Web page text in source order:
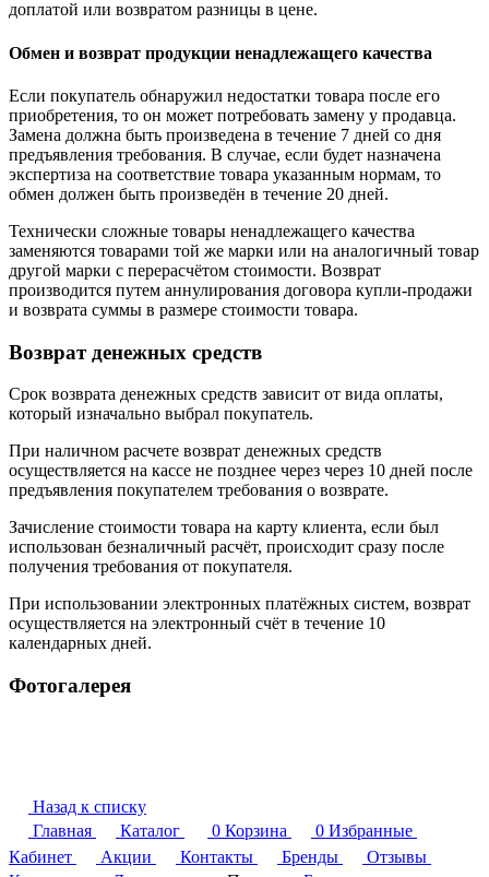
доплатой или возвратом разницы в цене.
Обмен и возврат продукции ненадлежащего качества
Если покупатель обнаружил недостатки товара после его
приобретения, то он может потребовать замену у продавца.
Замена должна быть произведена в течение 7 дней со дня
предъявления требования. В случае, если будет назначена
экспертиза на соответствие товара указанным нормам, то
обмен должен быть произведён в течение 20 дней.
Технически сложные товары ненадлежащего качества
заменяются товарами той же марки или на аналогичный товар
другой марки с перерасчётом стоимости. Возврат
производится путем аннулирования договора купли-продажи
и возврата суммы в размере стоимости товара.
Возврат денежных средств
Срок возврата денежных средств зависит от вида оплаты,
который изначально выбрал покупатель.
При наличном расчете возврат денежных средств
осуществляется на кассе не позднее через через 10 дней после
предъявления покупателем требования о возврате.
Зачисление стоимости товара на карту клиента, если был
использован безналичный расчёт, происходит сразу после
получения требования от покупателя.
При использовании электронных платёжных систем, возврат
осуществляется на электронный счёт в течение 10
календарных дней.
Фотогалерея
Назад к списку
Главная
Каталог 0 Корзина 0 Избранные
Кабинет
Акции Контакты Бренды
Отзывы